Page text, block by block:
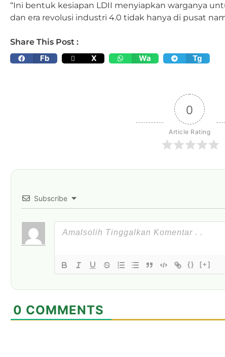
“Ini bentuk kesiapan LDII menyiapkan warganya
dan era revolusi industri 4.0 tidak hanya di pusat
Share This Post :
Fb
X Wa Tg
0
Article Rating
Subscribe
{} [+]
0 COMMENTS